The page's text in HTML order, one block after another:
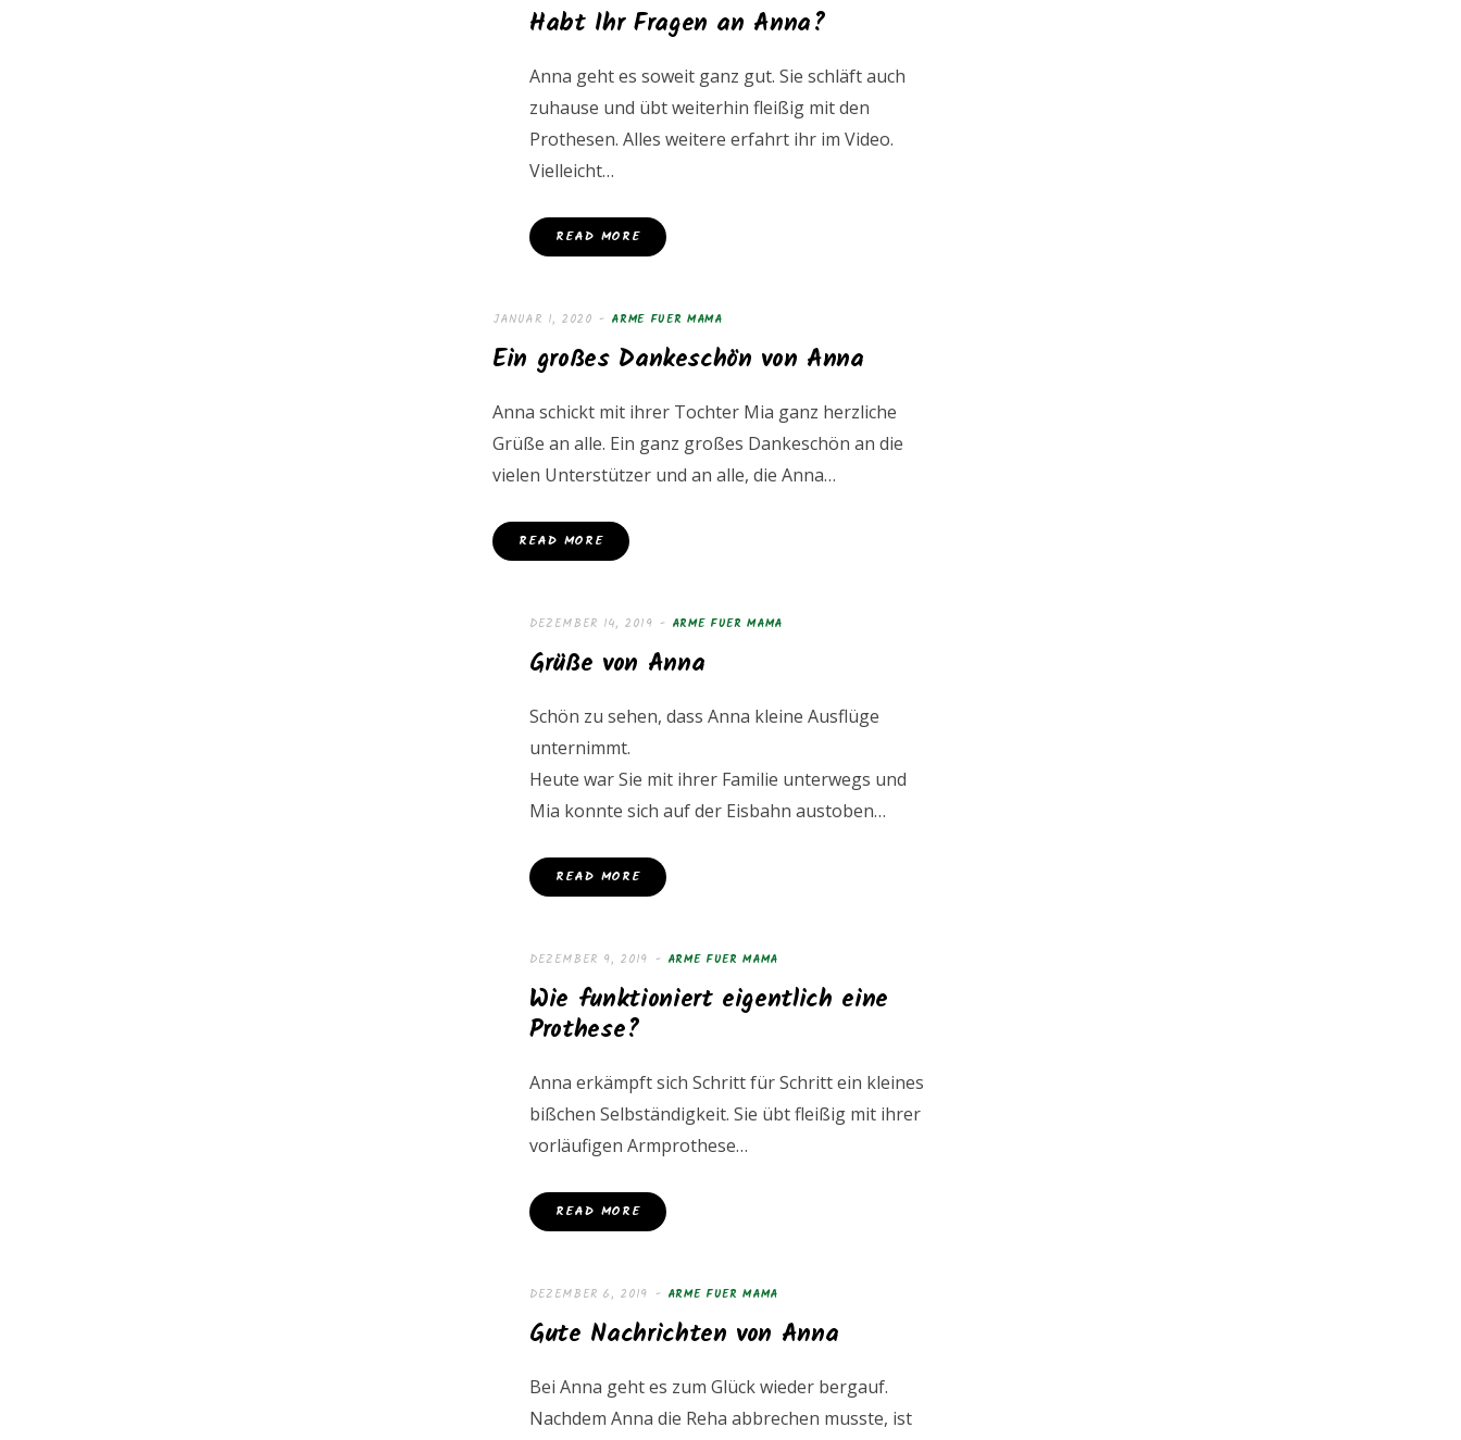
Habt Ihr Fragen an Anna?
Anna geht es soweit ganz gut. Sie schläft auch
zuhause und übt weiterhin fleißig mit den
Prothesen. Alles weitere erfahrt ihr im Video.
Vielleicht…
READ MORE
ARME FUER MAMA
JANUAR 1, 2020
Ein großes Dankeschön von Anna
Anna schickt mit ihrer Tochter Mia ganz herzliche
Grüße an alle. Ein ganz großes Dankeschön an die
vielen Unterstützer und an alle, die Anna…
READ MORE
ARME FUER MAMA
DEZEMBER 14, 2019
Grüße von Anna
Schön zu sehen, dass Anna kleine Ausflüge
unternimmt.
Heute war Sie mit ihrer Familie unterwegs und
Mia konnte sich auf der Eisbahn austoben…
READ MORE
ARME FUER MAMA
DEZEMBER 9, 2019
Wie funktioniert eigentlich eine
Prothese?
Anna erkämpft sich Schritt für Schritt ein kleines
bißchen Selbständigkeit. Sie übt fleißig mit ihrer
vorläufigen Armprothese…
READ MORE
ARME FUER MAMA
DEZEMBER 6, 2019
Gute Nachrichten von Anna
Bei Anna geht es zum Glück wieder bergauf.
Nachdem Anna die Reha abbrechen musste, ist